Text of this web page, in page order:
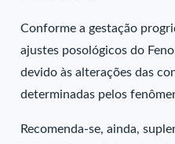
Conforme a gestação
ajustes posológicos do
devido às alterações das
determinadas pelos
Recomenda-se, ainda,